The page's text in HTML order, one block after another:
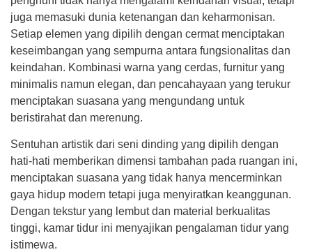
juga memasuki dunia ketenangan dan keharmonisan.
Setiap elemen yang dipilih dengan cermat menciptakan
keseimbangan yang sempurna antara fungsionalitas dan
keindahan. Kombinasi warna yang cerdas, furnitur yang
minimalis namun elegan, dan pencahayaan yang terukur
menciptakan suasana yang mengundang untuk
beristirahat dan merenung.
Sentuhan artistik dari seni dinding yang dipilih dengan
hati-hati memberikan dimensi tambahan pada ruangan ini,
menciptakan suasana yang tidak hanya mencerminkan
gaya hidup modern tetapi juga menyiratkan keanggunan.
Dengan tekstur yang lembut dan material berkualitas
tinggi, kamar tidur ini menyajikan pengalaman tidur yang
istimewa.